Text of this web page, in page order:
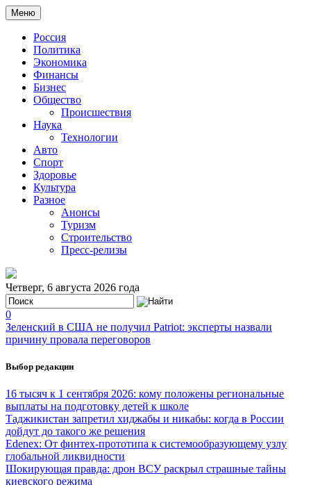
Меню
Россия
Политика
Экономика
Финансы
Бизнес
Общество
Происшествия
Наука
Технологии
Авто
Спорт
Здоровье
Культура
Разное
Анонсы
Туризм
Строительство
Пресс-релизы
Четверг, 6 августа 2026 года
0
Зеленский в США не получил Patriot: эксперты назвали
причину провала переговоров
Выбор редакции
16 тысяч к 1 сентября 2026: кому положены региональные
выплаты на подготовку детей к школе
Таджикистан запретил хиджабы и никабы: когда в России
дойдут до такого же решения
Edenex: От финтех-прототипа к системообразующему узлу
глобальной ликвидности
Шокирующая правда: дрон ВСУ раскрыл страшные тайны
киевского режима